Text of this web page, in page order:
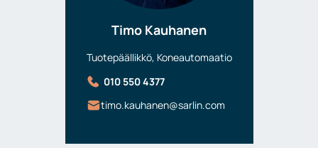
Timo Kauhanen
Tuotepäällikkö, Koneautomaatio
010 550 4377
timo.kauhanen@sarlin.com